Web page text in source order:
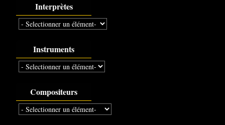
Interprètes
Instruments
Compositeurs